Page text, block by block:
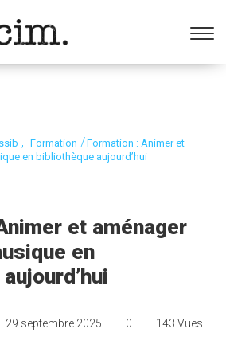
d’outils
, Formation /Formation : Animer et
en bibliothèque aujourd’hui
et aménager
en
29 septembre 2025 0 143 Vues